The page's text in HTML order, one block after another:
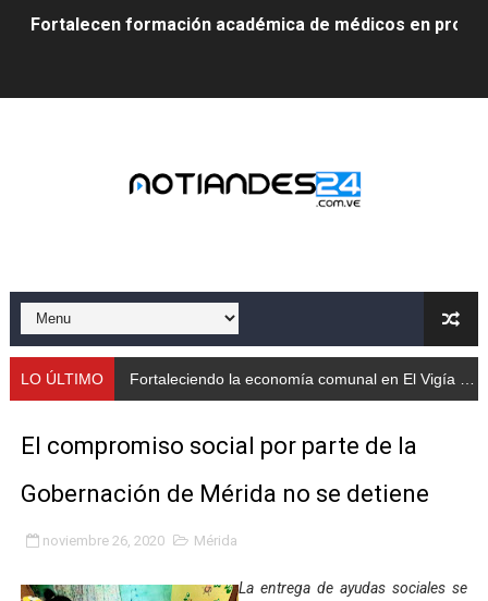
Fortalecen formación académica de médicos en
Fundecem inició con éxito el taller vacacional de
Iniciación al yoga reúne a diversos clubes deportivos
Mincomunas impulsa el autogobierno en Mérida con
Gobernación de Mérida realizó jornada socialista en
LO ÚLTIMO Fortaleciendo la economía comunal en El Vigía con microcréditos a emprendedores y productores
El compromiso social por parte de la
Gobernación de Mérida no se detiene
noviembre 26, 2020 Mérida
La entrega de ayudas sociales se